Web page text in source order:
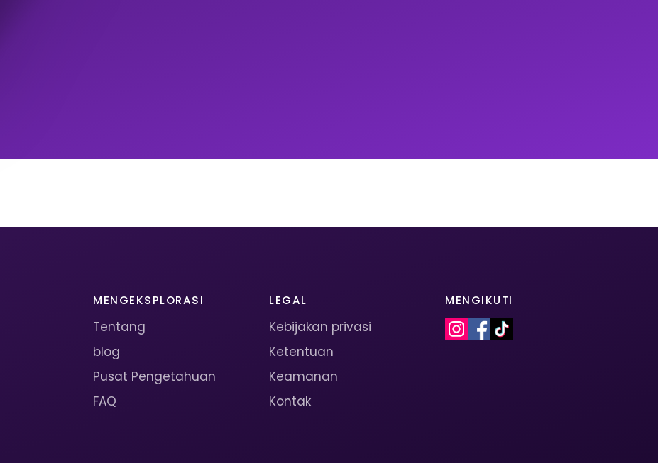
MENGEKSPLORASI
Tentang
blog
Pusat Pengetahuan
FAQ
LEGAL
Kebijakan privasi
Ketentuan
Keamanan
Kontak
MENGIKUTI